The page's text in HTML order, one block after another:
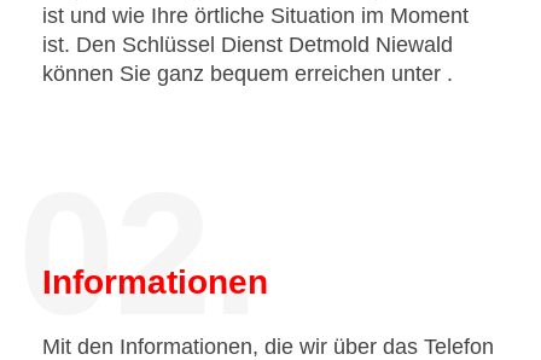
ist und wie Ihre örtliche Situation im Moment
ist. Den Schlüssel Dienst Detmold Niewald
können Sie ganz bequem erreichen unter .
02.
Informationen
Mit den Informationen, die wir über das Telefon